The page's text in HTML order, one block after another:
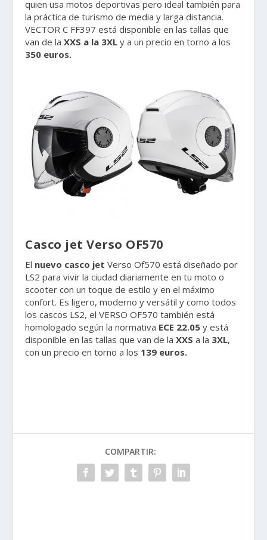
quien usa motos deportivas pero ideal también para
la práctica de turismo de media y larga distancia.
VECTOR C FF397 está disponible en las tallas que
van de laXXS a la 3XL y a un precio en torno a los
350 euros.
Casco jet Verso OF570
El nuevo casco jet Verso Of570 está diseñado por
LS2 para vivir la ciudad diariamente en tu moto o
scooter con un toque de estilo y en el máximo
confort. Es ligero, moderno y versátil y como todos
los cascos LS2, el VERSO OF570 también está
homologado según la normativa ECE 22.05 y está
disponible en las tallas que van de laXXS a la 3XL,
con un precio en torno a los 139 euros.
COMPARTIR: